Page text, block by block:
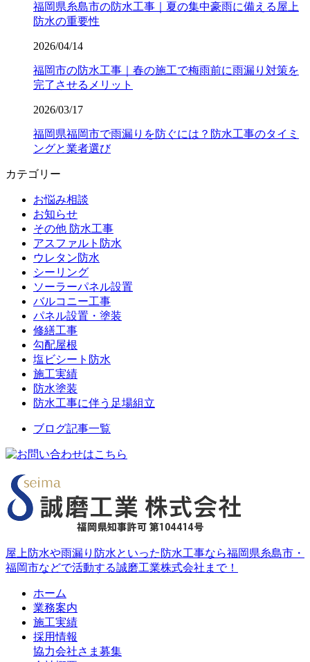
福岡県糸島市の防水工事｜夏の集中豪雨に備える屋上
防水の重要性
2026/04/14
福岡市の防水工事｜春の施工で梅雨前に雨漏り対策を
完了させるメリット
2026/03/17
福岡県福岡市で雨漏りを防ぐには？防水工事のタイミ
ングと業者選び
カテゴリー
お悩み相談
お知らせ
その他 防水工事
アスファルト防水
ウレタン防水
シーリング
ソーラーパネル設置
バルコニー工事
パネル設置・塗装
修繕工事
勾配屋根
塩ビシート防水
施工実績
防水塗装
防水工事に伴う足場組立
ブログ記事一覧
屋上防水や雨漏り防水といった防水工事なら福岡県糸島市・
福岡市などで活動する誠磨工業株式会社まで！
ホーム
業務案内
施工実績
採用情報
協力会社さま募集